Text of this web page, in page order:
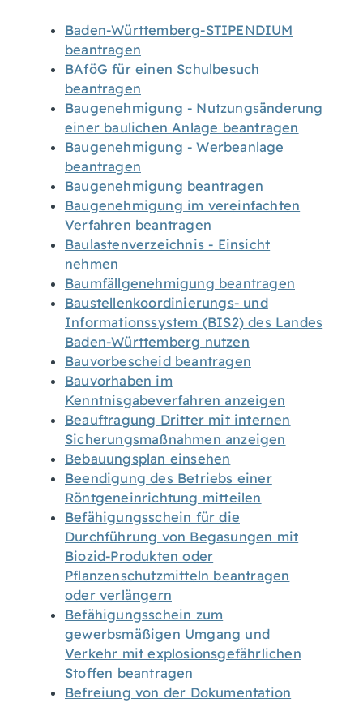
Baden-Württemberg-STIPENDIUM
beantragen
BAföG für einen Schulbesuch
beantragen
Baugenehmigung - Nutzungsänderung
einer baulichen Anlage beantragen
Baugenehmigung - Werbeanlage
beantragen
Baugenehmigung beantragen
Baugenehmigung im vereinfachten
Verfahren beantragen
Baulastenverzeichnis - Einsicht
nehmen
Baumfällgenehmigung beantragen
Baustellenkoordinierungs- und
Informationssystem (BIS2) des Landes
Baden-Württemberg nutzen
Bauvorbescheid beantragen
Bauvorhaben im
Kenntnisgabeverfahren anzeigen
Beauftragung Dritter mit internen
Sicherungsmaßnahmen anzeigen
Bebauungsplan einsehen
Beendigung des Betriebs einer
Röntgeneinrichtung mitteilen
Befähigungsschein für die
Durchführung von Begasungen mit
Biozid-Produkten oder
Pflanzenschutzmitteln beantragen
oder verlängern
Befähigungsschein zum
gewerbsmäßigen Umgang und
Verkehr mit explosionsgefährlichen
Stoffen beantragen
Befreiung von der Dokumentation